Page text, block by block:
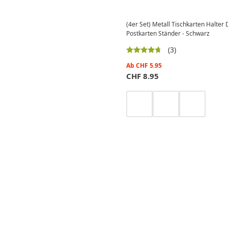
(4er Set) Metall Tischkarten Halter
Postkarten Ständer - Schwarz
(3)
Ab CHF 5.95
CHF 8.95